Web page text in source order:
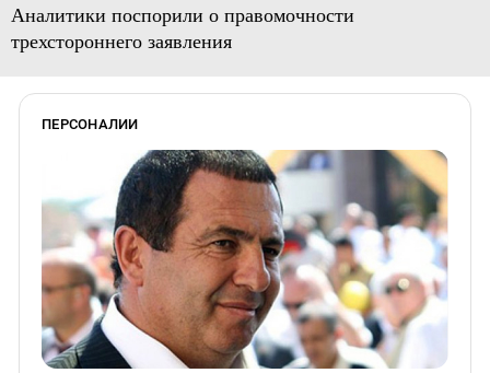
Аналитики поспорили о правомочности
трехстороннего заявления
ПЕРСОНАЛИИ